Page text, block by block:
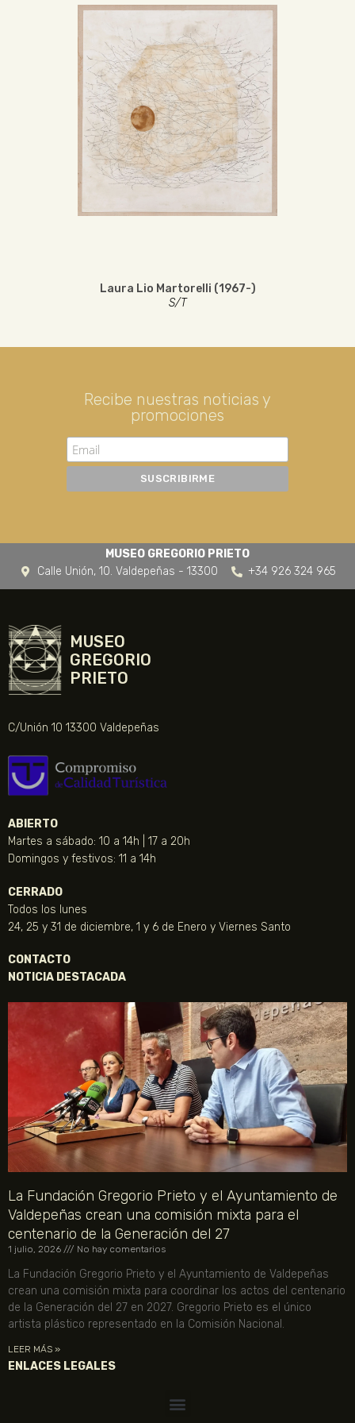
Laura Lio Martorelli (1967-)
S/T
Recibe nuestras noticias y
promociones
MUSEO GREGORIO PRIETO
Calle Unión, 10. Valdepeñas - 13300
+34 926 324 965
MUSEO
GREGORIO
PRIETO
C/Unión 10 13300 Valdepeñas
ABIERTO
Martes a sábado: 10 a 14h | 17 a 20h
Domingos y festivos: 11 a 14h
CERRADO
Todos los lunes
24, 25 y 31 de diciembre, 1 y 6 de Enero y Viernes Santo
CONTACTO
NOTICIA DESTACADA
La Fundación Gregorio Prieto y el Ayuntamiento de
Valdepeñas crean una comisión mixta para el
centenario de la Generación del 27
1 julio, 2026 No hay comentarios
La Fundación Gregorio Prieto y el Ayuntamiento de Valdepeñas
crean una comisión mixta para coordinar los actos del centenario
de la Generación del 27 en 2027. Gregorio Prieto es el único
artista plástico representado en la Comisión Nacional.
LEER MÁS »
ENLACES LEGALES